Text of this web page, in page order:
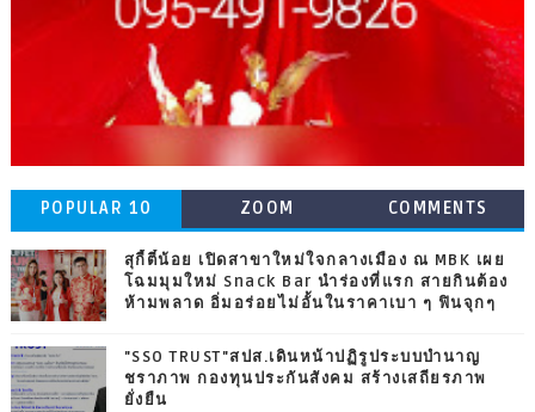
POPULAR 10 ZOOM COMMENTS
สุกี้ตี๋น้อย เปิดสาขาใหม่ใจกลางเมือง ณ MBK เผย
โฉมมุมใหม่ Snack Bar นำร่องที่แรก สายกินต้อง
ห้ามพลาด อิ่มอร่อยไม่อั้นในราคาเบา ๆ ฟินจุกๆ
"SSO TRUST"สปส.เดินหน้าปฏิรูประบบบำนาญ
ชราภาพ กองทุนประกันสังคม สร้างเสถียรภาพ
ยั่งยืน